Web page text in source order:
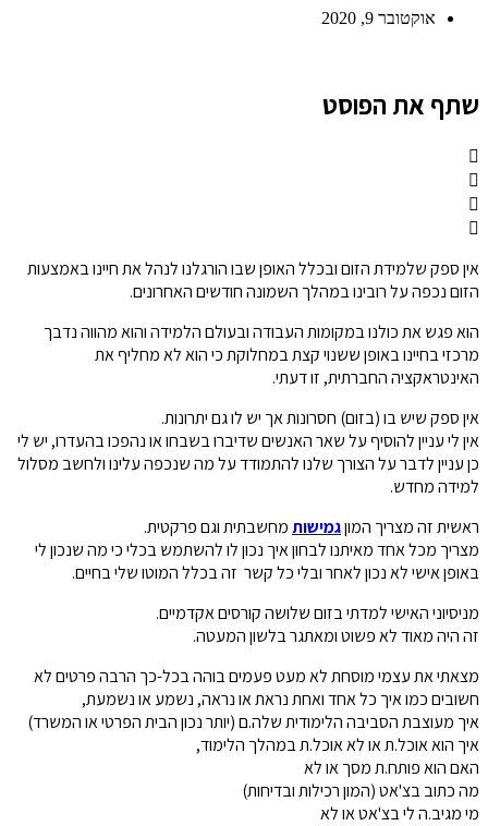
אוקטובר 9, 2020
שתף את הפוסט
אין ספק שלמידת הזום ובכלל האופן שבו הורגלנו לנהל את חיינו באמצעות
הזום נכפה על רובינו במהלך השמונה חודשים האחרונים.
הוא פגש את כולנו במקומות העבודה ובעולם הלמידה והוא מהווה נדבך
מרכזי בחיינו באופן ששנוי קצת במחלוקת כי הוא לא מחליף את
האינטראקציה החברתית, זו דעתי.
אין ספק שיש בו (בזום) חסרונות אך יש לו גם יתרונות.
אין לי עניין להוסיף על שאר האנשים שדיברו בשבחו או נהפכו בהעדרו, יש לי
כן עניין לדבר על הצורך שלנו להתמודד על מה שנכפה עלינו ולחשב מסלול
למידה מחדש.
ראשית זה מצריך המוןגמישותמחשבתית וגם פרקטית.
מצריך מכל אחד מאיתנו לבחון איך נכון לו להשתמש בכלי כי מה שנכון לי
באופן אישי לא נכון לאחר ובלי כל קשר זה בכלל המוטו שלי בחיים.
מניסיוני האישי למדתי בזום שלושה קורסים אקדמיים.
זה היה מאוד לא פשוט ומאתגר בלשון המעטה.
מצאתי את עצמי מוסחת לא מעט פעמים בוהה בכל-כך הרבה פרטים לא
חשובים כמו איך כל אחד ואחת נראת או נראה, נשמע או נשמעת,
איך מעוצבת הסביבה הלימודית שלה.ם (יותר נכון הבית הפרטי או המשרד)
איך הוא אוכל.ת או לא אוכל.ת במהלך הלימוד,
האם הוא פותח.ת מסך או לא
מה כתוב בצ'אט (המון רכילות ובדיחות)
מי מגיב.ה לי בצ'אט או לא